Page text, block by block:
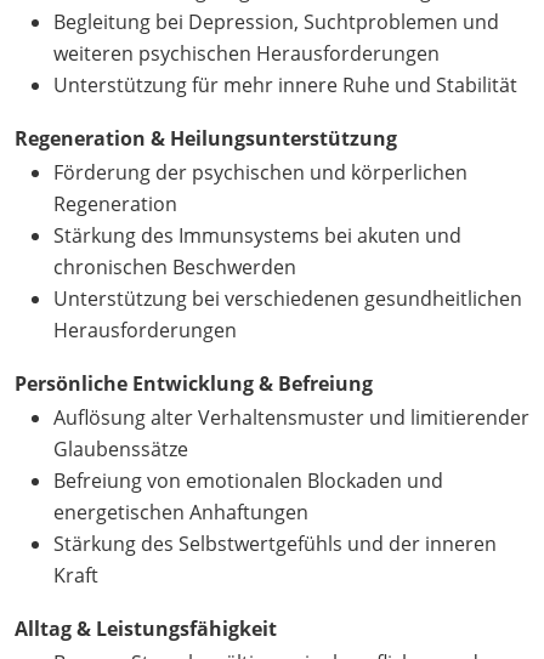
Begleitung bei Depression, Suchtproblemen und
weiteren psychischen Herausforderungen
Unterstützung für mehr innere Ruhe und Stabilität
Regeneration & Heilungsunterstützung
Förderung der psychischen und körperlichen
Regeneration
Stärkung des Immunsystems bei akuten und
chronischen Beschwerden
Unterstützung bei verschiedenen gesundheitlichen
Herausforderungen
Persönliche Entwicklung & Befreiung
Auflösung alter Verhaltensmuster und limitierender
Glaubenssätze
Befreiung von emotionalen Blockaden und
energetischen Anhaftungen
Stärkung des Selbstwertgefühls und der inneren
Kraft
Alltag & Leistungsfähigkeit